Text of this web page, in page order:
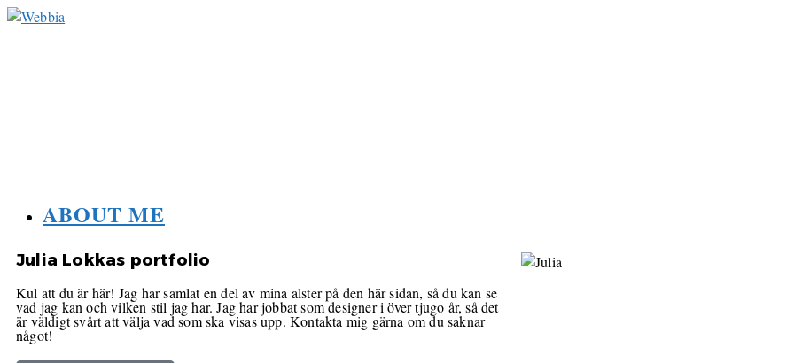
ABOUT ME
Julia Lokkas portfolio
Kul att du är här! Jag har samlat en del av mina alster på den här sidan, så du kan se
vad jag kan och vilken stil jag har. Jag har jobbat som designer i över tjugo år, så det
är väldigt svårt att välja vad som ska visas upp. Kontakta mig gärna om du saknar
något!